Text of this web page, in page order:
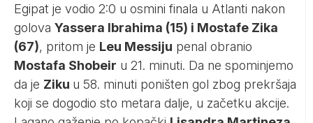
Egipat je vodio 2:0 u osmini finala u Atlanti nakon
golova Yassera Ibrahima (15) i Mostafe Zika
(67), pritom je Leu Messiju penal obranio
Mostafa Shobeir u 21. minuti. Da ne spominjemo
da je Ziku u 58. minuti poništen gol zbog prekršaja
koji se dogodio sto metara dalje, u začetku akcije.